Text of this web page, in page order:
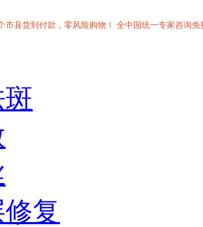
市县货到付款，零风险购物！ 全中国统一专家咨询免
复